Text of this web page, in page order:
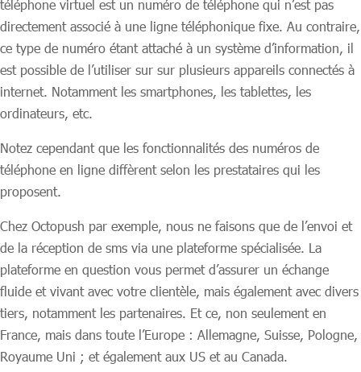
téléphone virtuel est un numéro de téléphone qui n’est pas
directement associé à une ligne téléphonique fixe. Au contraire,
ce type de numéro étant attaché à un système d’information, il
est possible de l’utiliser sur sur plusieurs appareils connectés à
internet. Notamment les smartphones, les tablettes, les
ordinateurs, etc.
Notez cependant que les fonctionnalités des numéros de
téléphone en ligne diffèrent selon les prestataires qui les
proposent.
Chez Octopush par exemple, nous ne faisons que de l’envoi et
de la réception de sms via une plateforme spécialisée. La
plateforme en question vous permet d’assurer un échange
fluide et vivant avec votre clientèle, mais également avec divers
tiers, notamment les partenaires. Et ce, non seulement en
France, mais dans toute l’Europe : Allemagne, Suisse, Pologne,
Royaume Uni ; et également aux US et au Canada.